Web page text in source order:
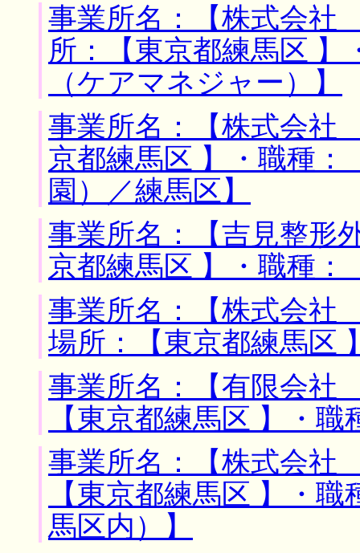
事業所名：【株式会
所：【東京都練馬区 】
（ケアマネジャー）】
事業所名：【株式会
京都練馬区 】・職種：
園）／練馬区】
事業所名：【吉見整形
京都練馬区 】・職種：
事業所名：【株式会
場所：【東京都練馬区
事業所名：【有限会
【東京都練馬区 】・
事業所名：【株式会
【東京都練馬区 】・
馬区内）】